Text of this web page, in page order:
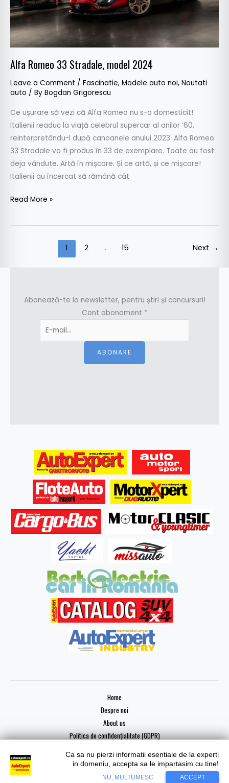
Alfa Romeo 33 Stradale, model 2024
Leave a Comment / Fascinatie, Modele auto noi, Noutati
auto / By Bogdan Grigorescu
Ce ușurare să vezi că Alfa Romeo nu s-a domesticit!
Italienii readuc la viață celebrul supercar al anilor ’60,
reinterpretându-l după canoanele anului 2023. Alfa Romeo
33 Stradale va fi produs în 33 de exemplare. Toate au fost
deja vândute. Artă în mișcare. Și ce artă, și ce mișcare!
Italienii au încercat să rămână cât
Read More »
1 2 … 15 Next →
Abonează-te la newsletter, pentru știri și concursuri!
Cont abonament *
ABONARE
Home
Despre noi
About us
Politica de confidențialitate (GDPR)
Copyright © 2026 AutoExpert
Ca sa nu pierzi informatii esentiale de la experti
in domeniu, accepta sa le impartasim cu tine!
NU, MULTUMESC ACCEPT